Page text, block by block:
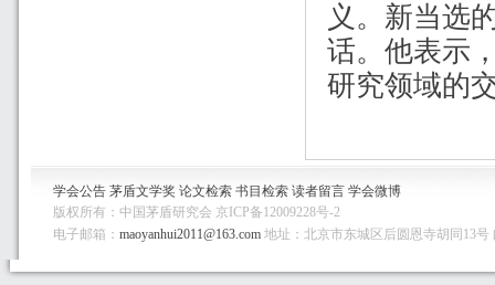
义。新当选
话。他表示
研究领域的
学会公告 茅盾文学奖 论文检索 书目检索 读者留言 学会微博
版权所有：中国茅盾研究会 京ICP备12009228号-2
电子邮箱： maoyanhui2011@163.com 地址：北京市东城区后圆恩寺胡同13号